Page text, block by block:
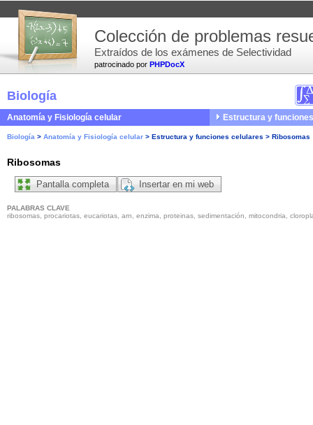
patrocinado por PHPDocX
Colección de problemas
Extraídos de los exámenes de Selectividad
Biología
Anatomía y Fisiología celular Estructura y
Biología > Anatomía y Fisiología celular > Estructura y funciones celulares > Ribosomas
Ribosomas
Pantalla completa Insertar en mi web
PALABRAS CLAVE
ribosomas, procariotas, eucariotas, arn, enzima, proteinas, sedimentación, mitocondria,